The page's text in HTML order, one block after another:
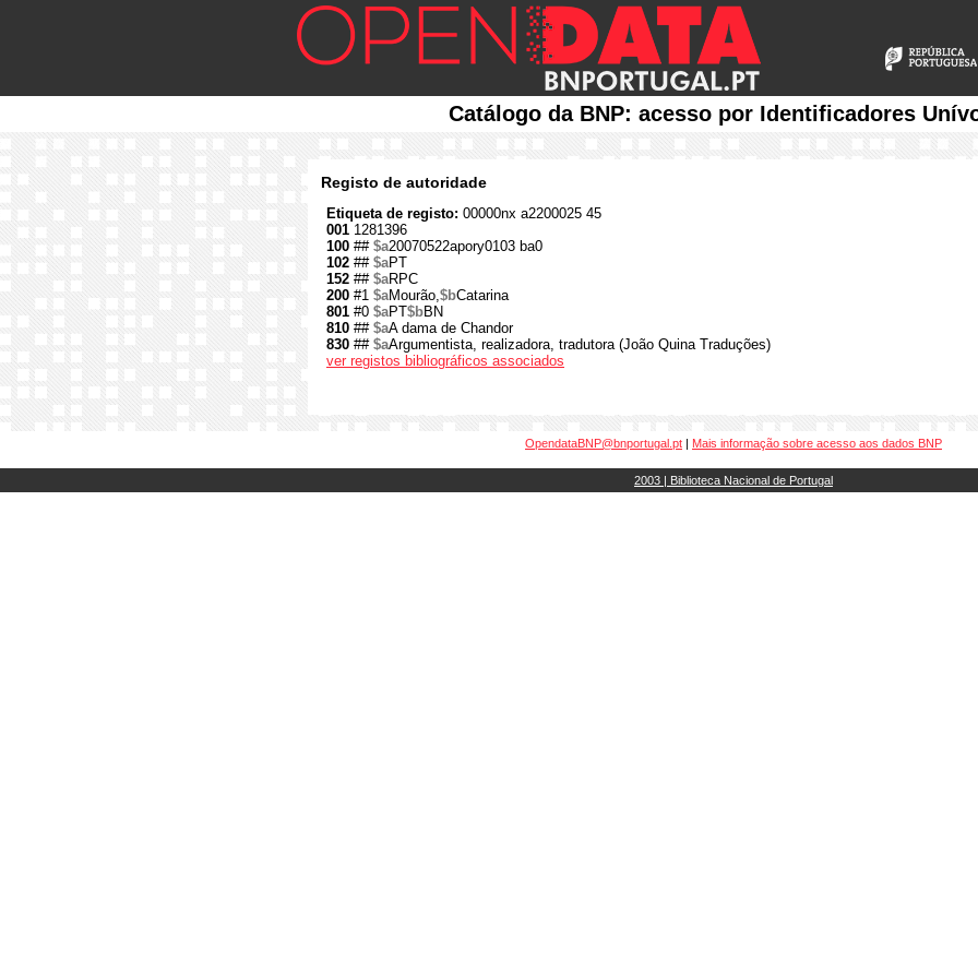
Catálogo da BNP: acesso por Identificadores
Registo de autoridade
Etiqueta de registo: 00000nx a2200025 45
001 1281396
100 ## $a20070522apory0103 ba0
102 ## $aPT
152 ## $aRPC
200 #1 $aMourão,$bCatarina
801 #0 $aPT$bBN
810 ## $aA dama de Chandor
830 ## $aArgumentista, realizadora, tradutora (João Quina Traduções)
ver registos bibliográficos associados
OpendataBNP@bnportugal.pt | Mais informação sobre acesso aos dados BNP
2003 | Biblioteca Nacional de Portugal